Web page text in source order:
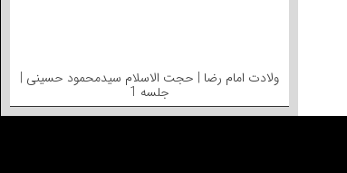
ولادت امام رضا | حجت الاسلام سیدمحمود حسینی |
جلسه 1